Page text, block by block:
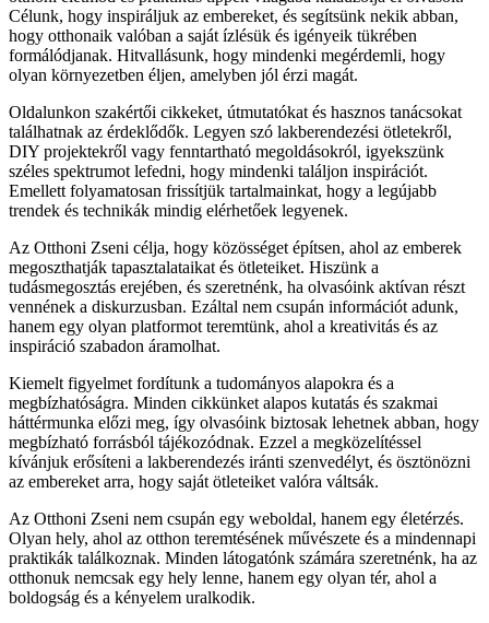
Célunk, hogy inspiráljuk az embereket, és segítsünk nekik abban,
hogy otthonaik valóban a saját ízlésük és igényeik tükrében
formálódjanak. Hitvallásunk, hogy mindenki megérdemli, hogy
olyan környezetben éljen, amelyben jól érzi magát.
Oldalunkon szakértői cikkeket, útmutatókat és hasznos tanácsokat
találhatnak az érdeklődők. Legyen szó lakberendezési ötletekről,
DIY projektekről vagy fenntartható megoldásokról, igyekszünk
széles spektrumot lefedni, hogy mindenki találjon inspirációt.
Emellett folyamatosan frissítjük tartalmainkat, hogy a legújabb
trendek és technikák mindig elérhetőek legyenek.
Az Otthoni Zseni célja, hogy közösséget építsen, ahol az emberek
megoszthatják tapasztalataikat és ötleteiket. Hiszünk a
tudásmegosztás erejében, és szeretnénk, ha olvasóink aktívan részt
vennének a diskurzusban. Ezáltal nem csupán információt adunk,
hanem egy olyan platformot teremtünk, ahol a kreativitás és az
inspiráció szabadon áramolhat.
Kiemelt figyelmet fordítunk a tudományos alapokra és a
megbízhatóságra. Minden cikkünket alapos kutatás és szakmai
háttérmunka előzi meg, így olvasóink biztosak lehetnek abban, hogy
megbízható forrásból tájékozódnak. Ezzel a megközelítéssel
kívánjuk erősíteni a lakberendezés iránti szenvedélyt, és ösztönözni
az embereket arra, hogy saját ötleteiket valóra váltsák.
Az Otthoni Zseni nem csupán egy weboldal, hanem egy életérzés.
Olyan hely, ahol az otthon teremtésének művészete és a mindennapi
praktikák találkoznak. Minden látogatónk számára szeretnénk, ha az
otthonuk nemcsak egy hely lenne, hanem egy olyan tér, ahol a
boldogság és a kényelem uralkodik.